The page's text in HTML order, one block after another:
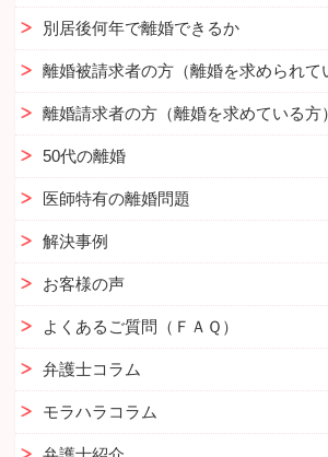
別居後何年で離婚できるか
離婚被請求者の方（離婚を求められて
離婚請求者の方（離婚を求めている方）
50代の離婚
医師特有の離婚問題
解決事例
お客様の声
よくあるご質問（ＦＡＱ）
弁護士コラム
モラハラコラム